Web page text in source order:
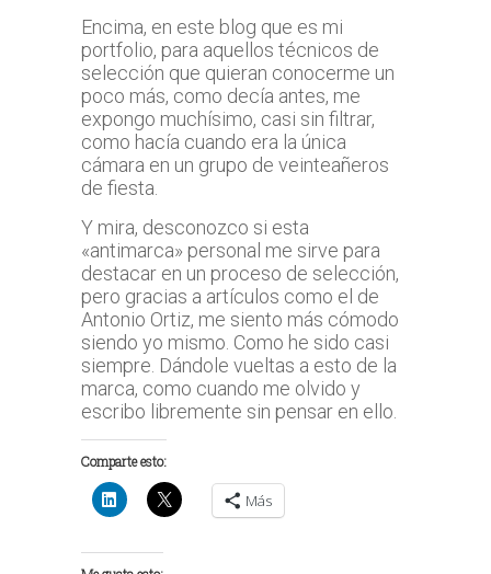
Encima, en este blog que es mi
portfolio, para aquellos técnicos de
selección que quieran conocerme un
poco más, como decía antes, me
expongo muchísimo, casi sin filtrar,
como hacía cuando era la única
cámara en un grupo de veinteañeros
de fiesta.
Y mira, desconozco si esta
«antimarca» personal me sirve para
destacar en un proceso de selección,
pero gracias a artículos como el de
Antonio Ortiz, me siento más cómodo
siendo yo mismo. Como he sido casi
siempre. Dándole vueltas a esto de la
marca, como cuando me olvido y
escribo libremente sin pensar en ello.
Comparte esto:
Más